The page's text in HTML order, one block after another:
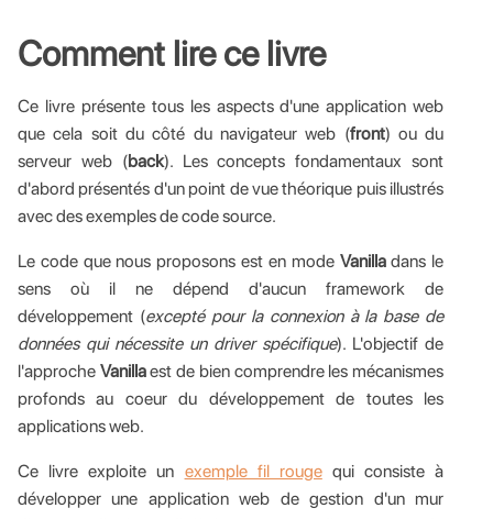
Comment lire ce livre
Ce livre présente tous les aspects d'une application web
que cela soit du côté du navigateur web (front) ou du
serveur web (back). Les concepts fondamentaux sont
d'abord présentés d'un point de vue théorique puis illustrés
avec des exemples de code source.
Le code que nous proposons est en mode Vanilladans le
sens où il ne dépend d'aucun framework de
développement (excepté pour la connexion à la base de
données qui nécessite un driver spécifique). L'objectif de
l'approche Vanillaest de bien comprendre les mécanismes
profonds au coeur du développement de toutes les
applications web.
Ce livre exploite un exemple fil rougequi consiste à
développer une application web de gestion d'un mur